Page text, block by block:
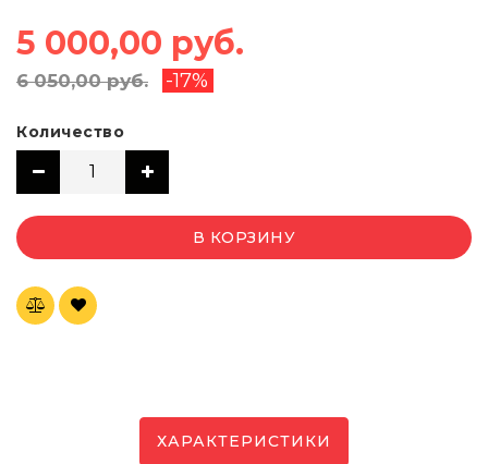
5 000,00 руб.
6 050,00 руб. -17%
Количество
В КОРЗИНУ
ХАРАКТЕРИСТИКИ